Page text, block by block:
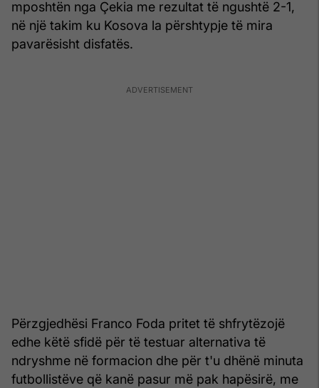
mposhtën nga Çekia me rezultat të ngushtë 2-1,
në një takim ku Kosova la përshtypje të mira
pavarësisht disfatës.
Përzgjedhësi Franco Foda pritet të shfrytëzojë
edhe këtë sfidë për të testuar alternativa të
ndryshme në formacion dhe për t'u dhënë minuta
futbollistëve që kanë pasur më pak hapësirë, me